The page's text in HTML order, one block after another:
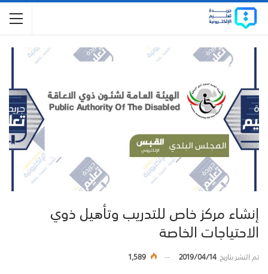
إنشاء مركز خاص للتدريب وتأهيل ذوي
الاحتياجات الخاصة
تم النشر بتاريخ2019/04/14
1,589